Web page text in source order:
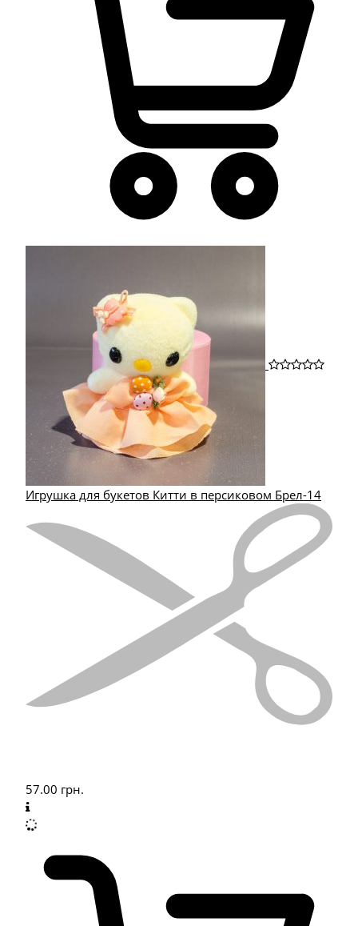
Игрушка для букетов Китти в персиковом Брел-14
57.00 грн.